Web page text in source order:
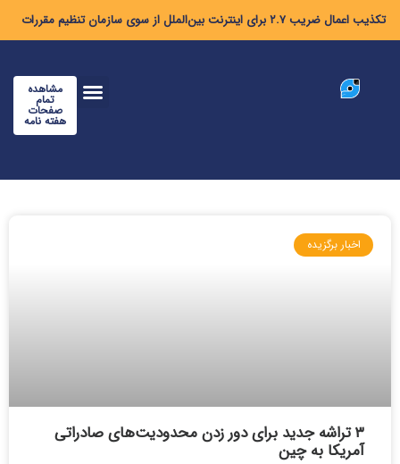
تکذیب اعمال ضریب ۲.۷ برای اینترنت بین‌الملل از سوی سازمان تنظیم مقررات
مشاهده
تمام
صفحات
هفته نامه
اخبار برگزیده
۳ تراشه جدید برای دور زدن محدودیت‌های صادراتی
آمریکا به چین